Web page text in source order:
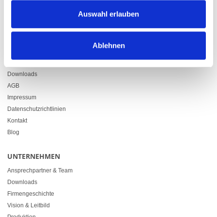
Auswahl erlauben
Ablehnen
Zürcherstrasse 37
LINKS
Downloads
AGB
Impressum
Datenschutzrichtlinien
Kontakt
Blog
UNTERNEHMEN
Ansprechpartner & Team
Downloads
Firmengeschichte
Vision & Leitbild